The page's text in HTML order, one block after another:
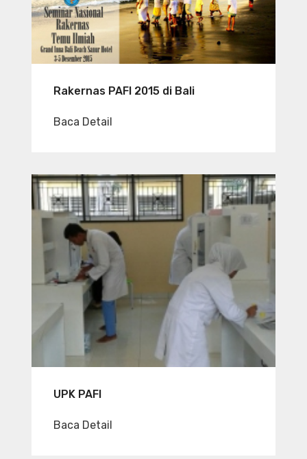
Rakernas PAFI 2015 di Bali
Baca Detail
UPK PAFI
Baca Detail